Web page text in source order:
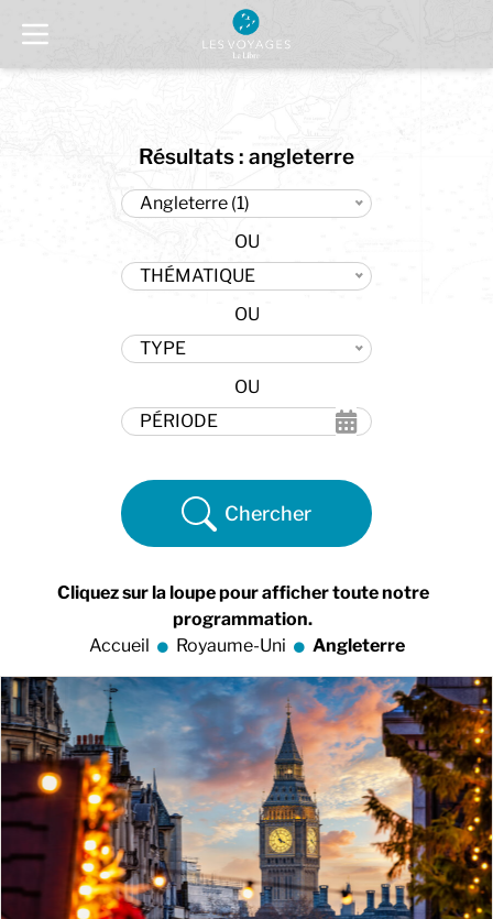
Résultats : angleterre
Angleterre (1)
THÉMATIQUE
TYPE
PÉRIODE
Chercher
Cliquez sur la loupe pour afficher toute notre
programmation.
Accueil
Royaume-Uni Angleterre